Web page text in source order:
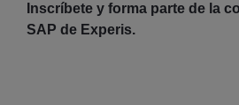
Inscríbete y forma parte de la
SAP de Experis.